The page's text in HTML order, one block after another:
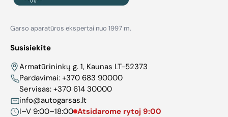
Garso aparatūros ekspertai nuo 1997 m.
Susisiekite
Armatūrininkų g. 1, Kaunas LT-52373
Pardavimai: +370 683 90000
Servisas: +370 614 30000
info@autogarsas.lt
I–V 9:00–18:00 Atsidarome rytoj 9:00